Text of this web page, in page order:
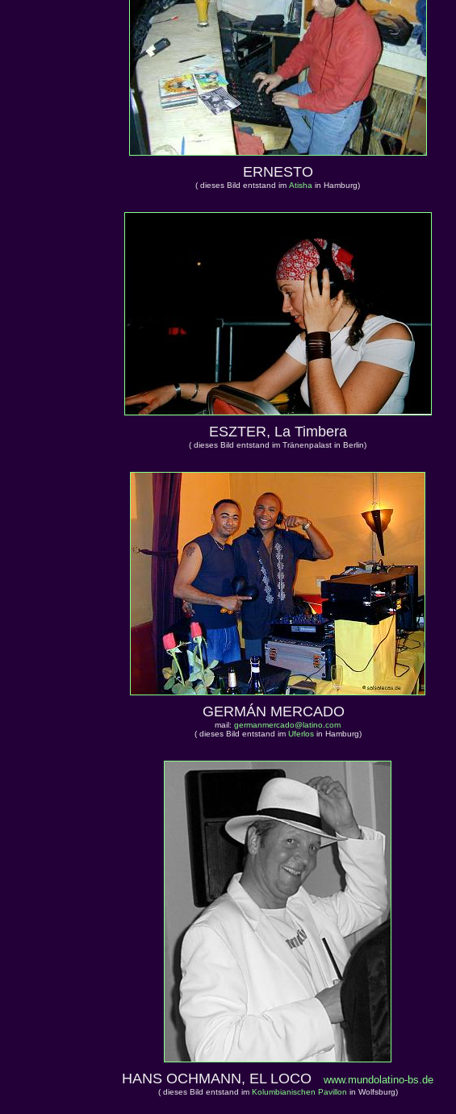
ERNESTO
( dieses Bild entstand im Atisha in Hamburg)
ESZTER, La Timbera
( dieses Bild entstand im Tränenpalast in Berlin)
GERMÁN MERCADO
mail: germanmercado@latino.com
( dieses Bild entstand im Uferlosin Hamburg)
HANS OCHMANN, EL LOCO www.mundolatino-bs.de
( dieses Bild entstand im Kolumbianischen Pavillon in Wolfsburg)